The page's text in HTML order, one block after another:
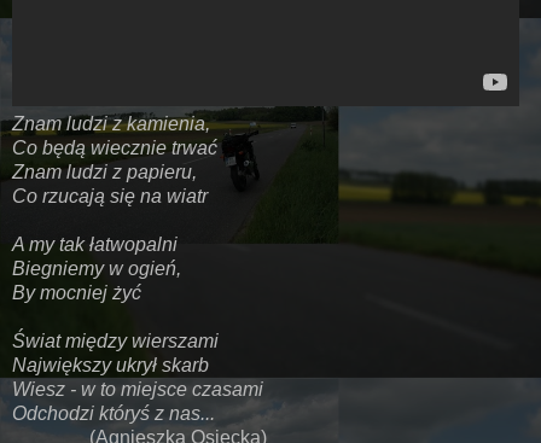
Znam ludzi z kamienia,
Co będą wiecznie trwać
Znam ludzi z papieru,
Co rzucają się na wiatr
A my tak łatwopalni
Biegniemy w ogień,
By mocniej żyć
Świat między wierszami
Największy ukrył skarb
Wiesz - w to miejsce czasami
Odchodzi któryś z nas...
(Agnieszka Osiecka)